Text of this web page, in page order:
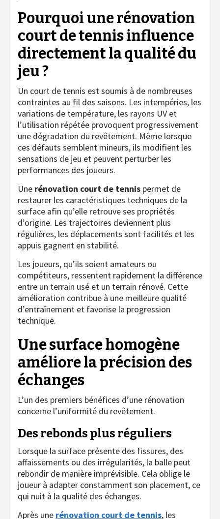
Pourquoi unerénovation
court de tennisinfluence
directement la qualité du
jeu ?
Un court de tennis est soumis à de nombreuses
contraintes au fil des saisons. Les intempéries, les
variations de température, les rayons UV et
l’utilisation répétée provoquent progressivement
une dégradation du revêtement. Même lorsque
ces défauts semblent mineurs, ils modifient les
sensations de jeu et peuvent perturber les
performances des joueurs.
Une rénovation court de tennis permet de
restaurer les caractéristiques techniques de la
surface afin qu’elle retrouve ses propriétés
d’origine. Les trajectoires deviennent plus
régulières, les déplacements sont facilités et les
appuis gagnent en stabilité.
Les joueurs, qu’ils soient amateurs ou
compétiteurs, ressentent rapidement la différence
entre un terrain usé et un terrain rénové. Cette
amélioration contribue à une meilleure qualité
d’entraînement et favorise la progression
technique.
Une surface homogène
améliore la précision des
échanges
L’un des premiers bénéfices d’une rénovation
concerne l’uniformité du revêtement.
Des rebonds plus réguliers
Lorsque la surface présente des fissures, des
affaissements ou des irrégularités, la balle peut
rebondir de manière imprévisible. Cela oblige le
joueur à adapter constamment son placement, ce
qui nuit à la qualité des échanges.
Après une rénovation court de tennis, les